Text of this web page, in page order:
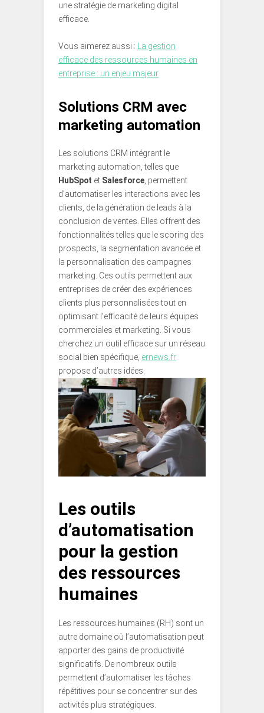
une stratégie de marketing digital
efficace.
Vous aimerez aussi :
La gestion
efficace des ressources humaines en
entreprise : un enjeu majeur
Solutions CRM avec
marketing automation
Les solutions CRM intégrant le
marketing automation, telles que
HubSpot et Salesforce , permettent
d’automatiser les interactions avec les
clients, de la génération de leads à la
conclusion de ventes. Elles offrent des
fonctionnalités telles que le scoring des
prospects, la segmentation avancée et
la personnalisation des campagnes
marketing. Ces outils permettent aux
entreprises de créer des expériences
clients plus personnalisées tout en
optimisant l’efficacité de leurs équipes
commerciales et marketing. Si vous
cherchez un outil efficace sur un réseau
social bien spécifique, ernews.fr
propose d’autres idées.
Les outils
d’automatisation
pour la gestion
des ressources
humaines
Les ressources humaines (RH) sont un
autre domaine où l’automatisation peut
apporter des gains de productivité
significatifs. De nombreux outils
permettent d’automatiser les tâches
répétitives pour se concentrer sur des
activités plus stratégiques.